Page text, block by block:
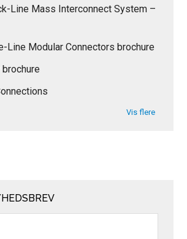
Line Mass Interconnect System –
Line Modular Connectors brochure
brochure
Vis flere